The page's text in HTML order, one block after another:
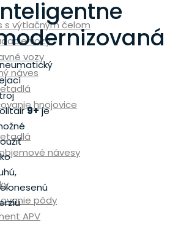
s výtlačným čelom
vozy
vozy
náves
hnojovice
návesy
pôdy
APV
9+je